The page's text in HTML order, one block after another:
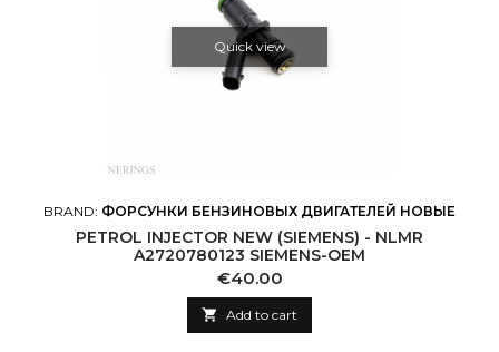
Quick view
BRAND: ФОРСУНКИ БЕНЗИНОВЫХ ДВИГАТЕЛЕЙ НОВЫЕ
PETROL INJECTOR NEW (SIEMENS) - NLMR
A2720780123 SIEMENS-OEM
Price
€40.00
 Add to cart